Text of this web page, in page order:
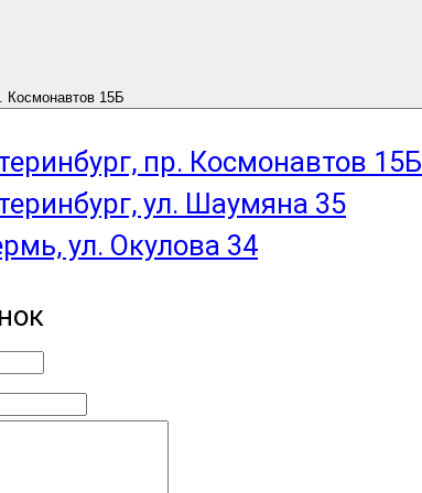
Космонавтов 15Б
пр. Космонавтов 15Б
ул. Шаумяна 35
ул. Окулова 34